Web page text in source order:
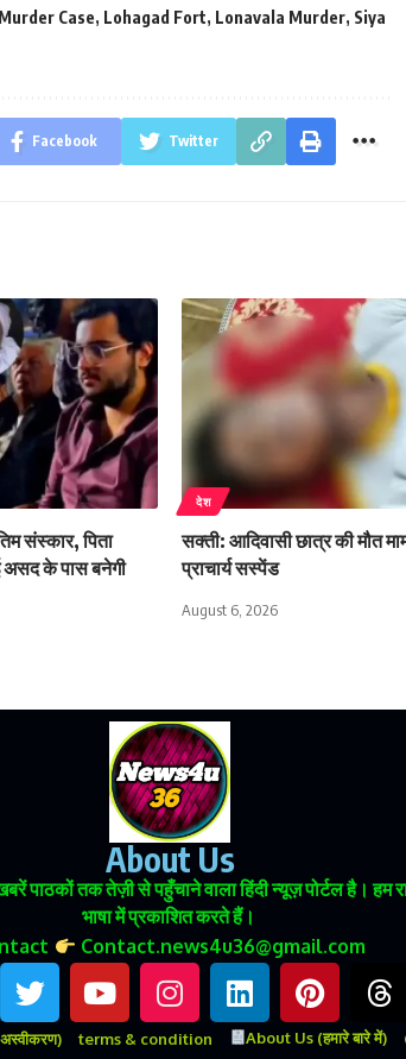
Case, Lohagad Fort, Lonavala Murder, Siya
Facebook Twitter
संस्कार, पिता
के पास बनेगी
देश
सक्ती: आदिवासी छात्र की मौत
प्राचार्य सस्पेंड
August 6, 2026
About Us
पाठकों तक तेज़ी से पहुँचाने वाला हिंदी न्यूज़ पोर्टल है।
भाषा में प्रकाशित करते हैं।
Contact.news4u36@gmail.com
terms & condition About Us (हमारे बारे में)